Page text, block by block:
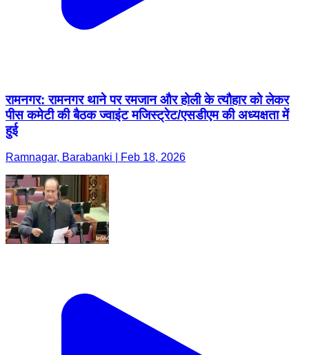
रामनगर: रामनगर थाने पर रमजान और होली के त्यौहार को लेकर
पीस कमेटी की बैठक ज्वाइंट मजिस्ट्रेट/एसडीएम की अध्यक्षता में
हुई
Ramnagar, Barabanki | Feb 18, 2026